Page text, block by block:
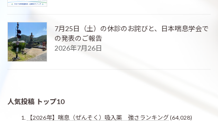
7月25日（土）の休診のお詫びと、日本喘息学会で
の発表のご報告
2026年7月26日
人気投稿 トップ10
【2026年】喘息（ぜんそく）吸入薬 強さランキング(64,028)